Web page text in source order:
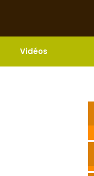
Vidéos